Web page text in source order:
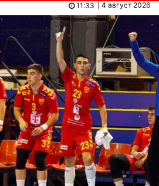
| 4 август 2026
11:33